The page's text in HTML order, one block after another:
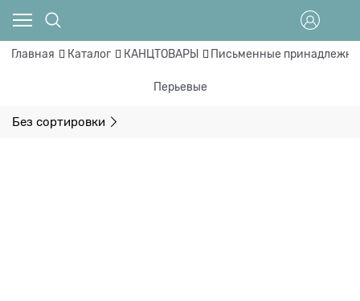
Главная Каталог КАНЦТОВАРЫ Письменные
Перьевые
Без сортировки